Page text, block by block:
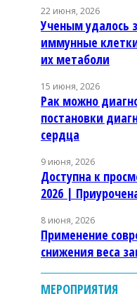
22 июня, 2026
Ученым удалось
иммунные
их метаболи
15 июня, 2026
Рак можно
постановки
сердца
9 июня, 2026
Доступна к
2026 |
8 июня, 2026
Применение
снижения веса
МЕРОПРИЯТИЯ